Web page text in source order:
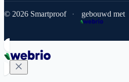
© 2026 Smartproof · gebouwd met